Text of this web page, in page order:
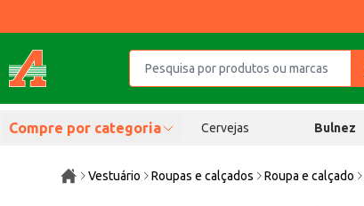
Compre por categoria Cervejas Bulnez
Vestuário Roupas e calçados Roupa e calçado